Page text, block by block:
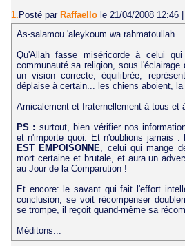
1. Posté par Raffaello le 21/04/2008 12:46
As-salamou 'aleykoum wa rahmatoullah.
Qu'Allah fasse miséricorde à celui
communauté sa religion, sous l'éclairage
un vision correcte, équilibrée,
déplaise à certain... les chiens aboient, la
Amicalement et fraternellement à tous et
PS : surtout, bien vérifier nos
et n'importe quoi. Et n'oublions jamais :
EST EMPOISONNE , celui qui mange
mort certaine et brutale, et aura un
au Jour de la Comparution !
Et encore: le savant qui fait l'effort
conclusion, se voit récompenser
se trompe, il reçoit quand-même sa
Méditons...